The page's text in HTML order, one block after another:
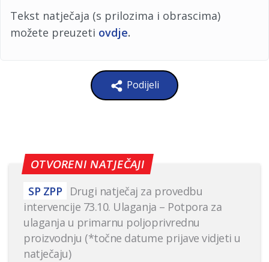
Tekst natječaja (s prilozima i obrascima)
možete preuzeti ovdje.
Podijeli
OTVORENI NATJEČAJI
SP ZPP
Drugi natječaj za provedbu
intervencije 73.10. Ulaganja – Potpora za
ulaganja u primarnu poljoprivrednu
proizvodnju (*točne datume prijave vidjeti u
natječaju)